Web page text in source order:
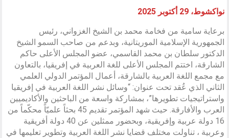
نواكشوط، 29 أكتوبر 2025
برعاية سامية من فخامة محمد بن الشيخ الغزواني، رئيس
الجمهورية الإسلامية الموريتانية، وبدعم من صاحب السمو الشيخ
الدكتور سلطان بن محمد القاسمي، عضو المجلس الأعلى حاكم
الشارقة، اختتم المجلس الأعلى للغة العربية في إفريقيا، بالتعاون
مع مجمع اللغة العربية بالشارقة، أعمال المؤتمر الدولي العلمي
الثاني الذي عُقد تحت عنوان: “وسائل نشر اللغة العربية في إفريقيا
واستراتيجيات تطويرها”، بمشاركة واسعة من الباحثين والأكاديميين
العرب والأفارقة. حيث شهد المؤتمر تقديم 45 بحثاً علميّاً محكّماً من
16 دولة عربية وإفريقية، وبحضور ممثلين عن 40 دولة أفريقية
وعربية ، تناولت مختلف قضايا نشر اللغة العربية وتطوير تعليمها في